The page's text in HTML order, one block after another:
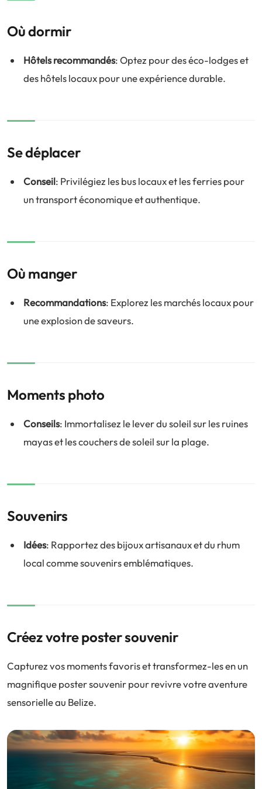
Où dormir
Hôtels recommandés: Optez pour des éco-lodges et
des hôtels locaux pour une expérience durable.
Se déplacer
Conseil: Privilégiez les bus locaux et les ferries pour
un transport économique et authentique.
Où manger
Recommandations: Explorez les marchés locaux pour
une explosion de saveurs.
Moments photo
Conseils: Immortalisez le lever du soleil sur les ruines
mayas et les couchers de soleil sur la plage.
Souvenirs
Idées: Rapportez des bijoux artisanaux et du rhum
local comme souvenirs emblématiques.
Créez votre poster souvenir
Capturez vos moments favoris et transformez-les en un
magnifique poster souvenir pour revivre votre aventure
sensorielle au Belize.